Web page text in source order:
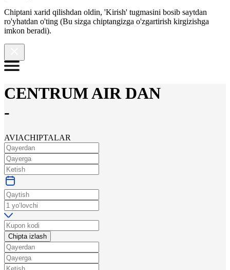
Chiptani xarid qilishdan oldin, 'Kirish' tugmasini bosib saytdan
ro'yhatdan o'ting (Bu sizga chiptangizga o'zgartirish kirgizishga
imkon beradi).
CENTRUM AIR DAN
-
AVIACHIPTALAR
Chipta izlash